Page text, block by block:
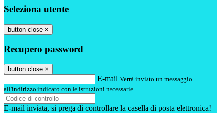
Seleziona utente
button close ×
Recupero password
button close ×
E-mail Verrà inviato un messaggio
all'indirizzo indicato con le istruzioni necessarie.
E-mail inviata, si prega di controllare la casella di posta elettronica!